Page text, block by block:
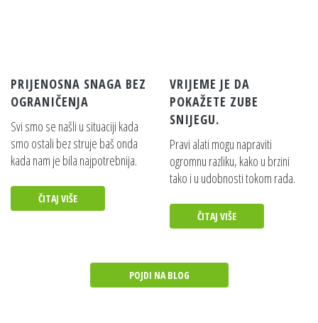
NARAMENICA ZA JEDNO RAME S
JEDNOM KUKOM – ZA VIŠESTRUKI
ALAT, LB5300E, LB5750E I SVE
TRIMERE OSIM BCX3800
NARAMENICE ZA OBA RAMENA SA
ZAŠTITNOM POSTAVOM ZA
OSIM BCX3800
Pojedinosti
PRIJENOSNA SNAGA BEZ
OGRANIČENJA
Svi smo se našli u situaciji kada
smo ostali bez struje baš onda
kada nam je bila najpotrebnija.
ČITAJ VIŠE
VRIJEME JE DA
POKAŽETE ZUBE
SNIJEGU.
Pravi alati mogu napraviti
ogromnu razliku, kako u brzini
tako i u udobnosti tokom rada.
ČITAJ VIŠE
POJDI NA BLOG